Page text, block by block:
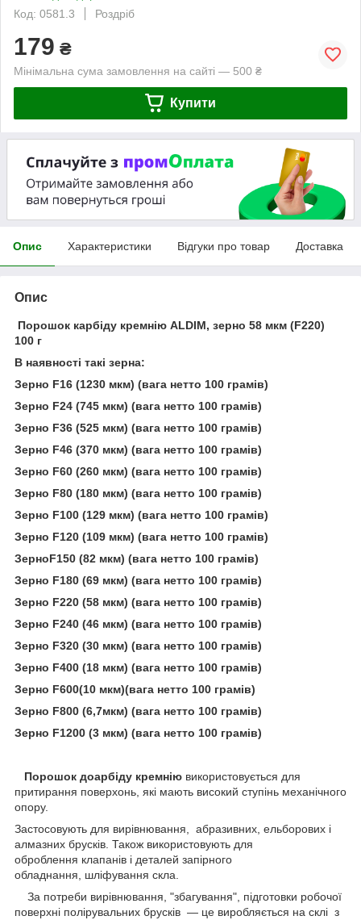
Код: 0581.3
Роздріб
179 ₴
Мінімальна сума замовлення на сайті — 500 ₴
Купити
Опис Характеристики Відгуки про товар Доставка
Опис
Порошок карбіду кремнію ALDIM, зерно 58 мкм (F220)
100 г
В наявності такі зерна:
Зерно F16 (1230 мкм) (вага нетто 100 грамів)
Зерно F24 (745 мкм) (вага нетто 100 грамів)
Зерно F36 (525 мкм) (вага нетто 100 грамів)
Зерно F46 (370 мкм) (вага нетто 100 грамів)
Зерно F60 (260 мкм) (вага нетто 100 грамів)
Зерно F80 (180 мкм) (вага нетто 100 грамів)
Зерно F100 (129 мкм) (вага нетто 100 грамів)
Зерно F120 (109 мкм) (вага нетто 100 грамів)
ЗерноF150 (82 мкм) (вага нетто 100 грамів)
Зерно F180 (69 мкм) (вага нетто 100 грамів)
Зерно F220 (58 мкм) (вага нетто 100 грамів)
Зерно F240 (46 мкм) (вага нетто 100 грамів)
Зерно F320 (30 мкм) (вага нетто 100 грамів)
Зерно F400 (18 мкм) (вага нетто 100 грамів)
Зерно F600(10 мкм)(вага нетто 100 грамів)
Зерно F800 (6,7мкм) (вага нетто 100 грамів)
Зерно F1200 (3 мкм) (вага нетто 100 грамів)
Порошок доарбіду кремнію використовується для
притирання поверхонь, які мають високий ступінь механічного
опору.
Застосовують для вирівнювання, абразивних, ельборових і
алмазних брусків. Також використовують для
оброблення клапанів і деталей запірного
обладнання, шліфування скла.
За потреби вирівнювання, "збагування", підготовки робочої
поверхні полірувальних брусків — це виробляється на склі з